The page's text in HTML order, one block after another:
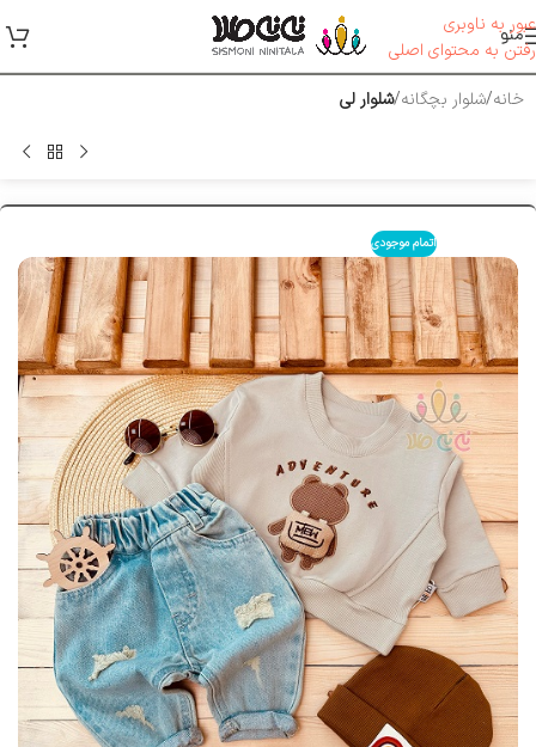
عبور به ناوبری
رفتن به محتوای اصلی
منو
خانه شلوار بچگانه شلوار لی
اتمام موجودی